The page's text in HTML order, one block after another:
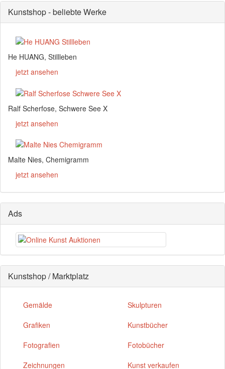
Kunstshop - beliebte Werke
He HUANG, Stillleben
jetzt ansehen
Ralf Scherfose, Schwere See X
jetzt ansehen
Malte Nies, Chemigramm
jetzt ansehen
Ads
Kunstshop / Marktplatz
Gemälde
Grafiken
Fotografien
Zeichnungen
Skulpturen
Kunstbücher
Fotobücher
Kunst verkaufen